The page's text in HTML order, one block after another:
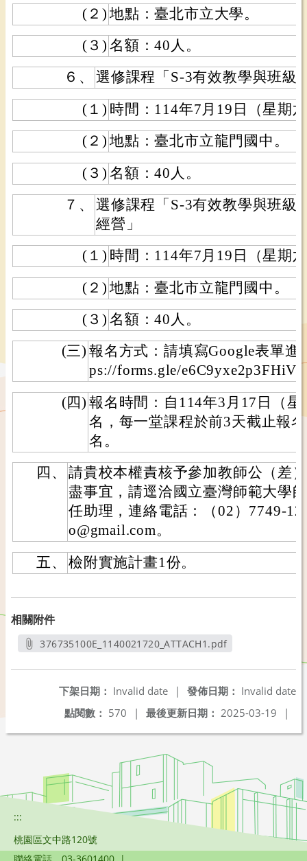
(２) 地點：臺北市立大學。
(３) 名額：40人。
６、
選修課程「S-3有效教學與班級
(１) 時間：114年7月19日（星期
(２) 地點：臺北市立龍門國中。
(３) 名額：40人。
７、
選修課程「S-3有效教學與班級
經營」
(１) 時間：114年7月19日（星期
(２) 地點：臺北市立龍門國中。
(３) 名額：40人。
(三) 報名方式：請填寫Google表單
ps://forms.gle/
(四) 報名時間：自114年3月17日（
名，每一堂課程於前3天截止報
名。
四、
請貴校本權責核予參加教師公（差
盡事宜，請逕洽國立臺灣師範大學
任助理，連絡電話：（02）7749-
o@gmail.com。
五、
檢附實施計畫1份。
相關附件
376735100E_1140021720_ATTACH1.pdf
發佈日期： Invalid date
下架日期： Invalid date
|
最後更新日期： 2025-03-19 |
點閱數： 570 |
:::
桃園區文中路120號